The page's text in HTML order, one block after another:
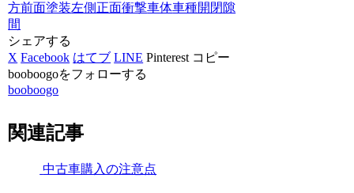
方前面塗装左側 正面衝撃車体車種開閉 隙
間
シェアする
X Facebook はてブ LINE Pinterest コピー
booboogoをフォローする
booboogo
関連記事
中古車購入の注意点